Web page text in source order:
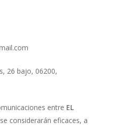
26 bajo, 06200,
entre EL
considerarán eficaces, a